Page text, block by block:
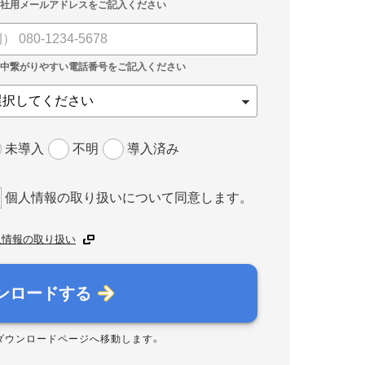
未導入 不明 導入済み
個人情報の取り扱いについて同意します。
報の取り扱い
ロードする
ウンロードページへ移動します。